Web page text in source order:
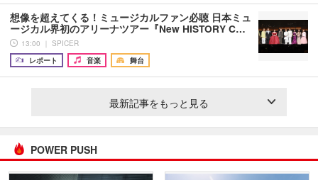
想像を超えてくる！ミュージカルファン必聴 日本ミュ
ージカル界初のアリーナツアー『New HISTORY C…
13:00 ｜ SPICER
レポート
音楽 舞台
最新記事をもっと見る
POWER PUSH